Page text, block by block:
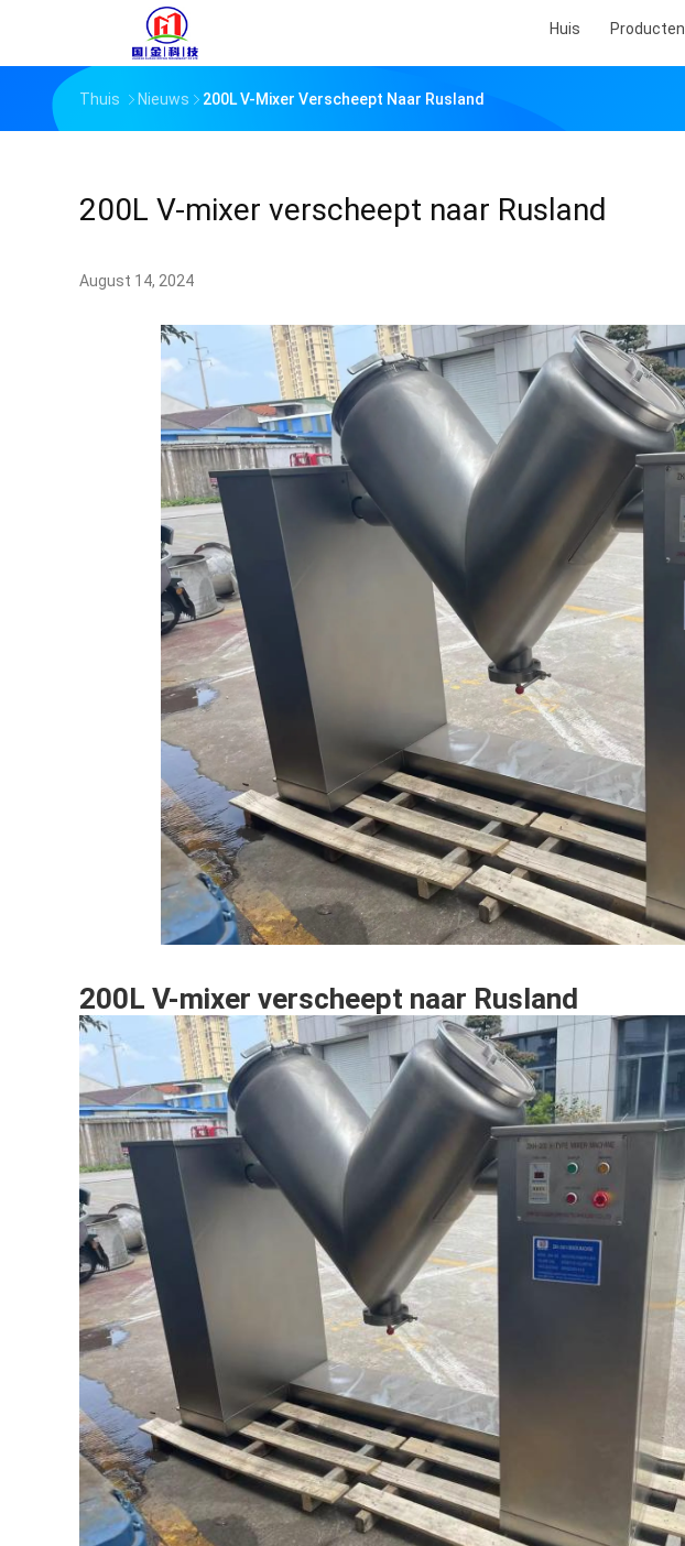
Huis Producten
Thuis Nieuws 200L V-Mixer Verscheept Naar Rusland
200L V-mixer verscheept naar Rusland
August 14, 2024
200L V-mixer verscheept naar Rusland